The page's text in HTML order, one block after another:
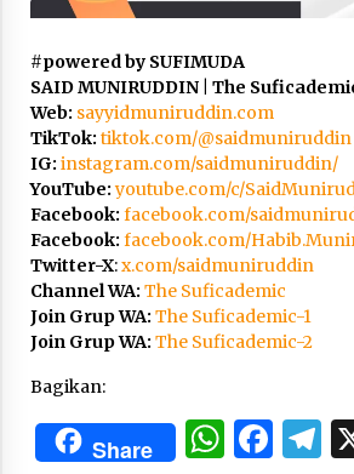
#powered by SUFIMUDA
SAID MUNIRUDDIN | The
Web: sayyidmuniruddin.com
TikTok: tiktok.com/@saidmuniruddin
IG: instagram.com/saidmuniruddin/
YouTube:youtube.com/c/
Facebook: facebook.com/
Facebook: facebook.com/
Twitter-X:x.com/saidmuniruddin
Channel WA: The Suficademic
Join Grup WA: The Suficademic-1
Join Grup WA: The Suficademic-2
Bagikan:
Share